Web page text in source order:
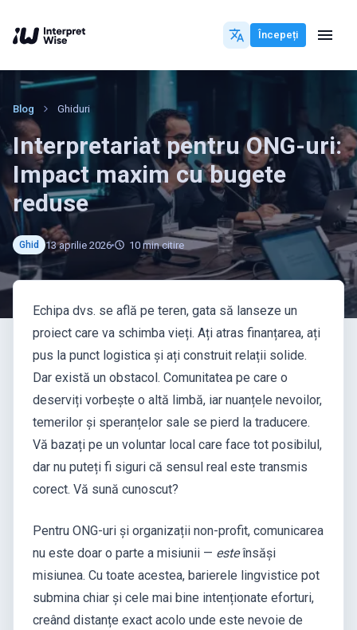
Începeți
Blog Ghiduri
Interpretariat pentru ONG-uri:
Impact maxim cu bugete
reduse
Ghid 13 aprilie 2026 10 min citire
Echipa dvs. se află pe teren, gata să lanseze un
proiect care va schimba vieți. Ați atras finanțarea, ați
pus la punct logistica și ați construit relații solide.
Dar există un obstacol. Comunitatea pe care o
deserviți vorbește o altă limbă, iar nuanțele nevoilor,
temerilor și speranțelor sale se pierd la traducere.
Vă bazați pe un voluntar local care face tot posibilul,
dar nu puteți fi siguri că sensul real este transmis
corect. Vă sună cunoscut?
Pentru ONG-uri și organizații non-profit, comunicarea
nu este doar o parte a misiunii — esteînsăși
misiunea. Cu toate acestea, barierele lingvistice pot
submina chiar și cele mai bine intenționate eforturi,
creând distanțe exact acolo unde este nevoie de